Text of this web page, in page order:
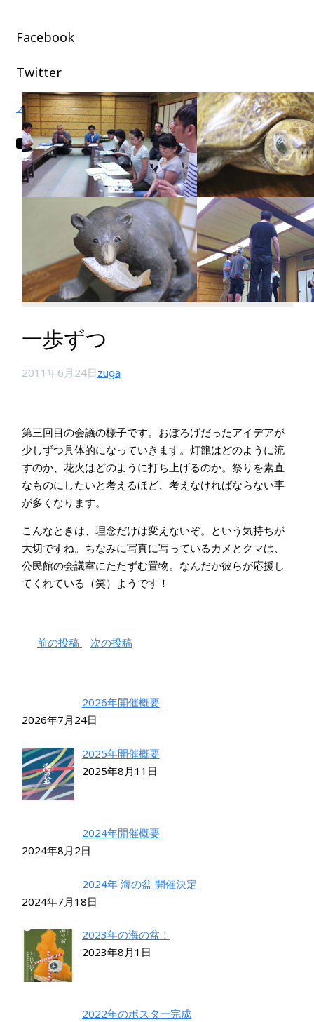
Facebook
Twitter
メニュー
English
一歩ずつ
2011年6月24日zuga
第三回目の会議の様子です。おぼろげだったアイデアが
少しずつ具体的になっていきます。灯籠はどのように流
すのか、花火はどのように打ち上げるのか。祭りを素直
なものにしたいと考えるほど、考えなければならない事
が多くなります。
こんなときは、理念だけは変えないぞ。という気持ちが
大切ですね。ちなみに写真に写っているカメとクマは、
公民館の会議室にたたずむ置物。なんだか彼らが応援し
てくれている（笑）ようです！
前の投稿 次の投稿
2026年開催概要
2026年7月24日
2025年開催概要
2025年8月11日
2024年開催概要
2024年8月2日
2024年 海の盆 開催決定
2024年7月18日
2023年の海の盆！
2023年8月1日
2022年のポスター完成